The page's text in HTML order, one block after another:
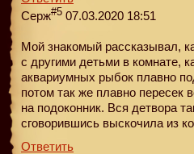
Серж#5 07.03.2020 18:51
Мой знакомый рассказывал,
с другими детьми в комнате,
аквариумных рыбок плавно
потом так же плавно пересек
на подоконник. Вся детвора
сговорившись выскочила из
Ответить